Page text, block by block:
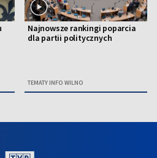
Najnowsze rankingi poparcia
dla partii politycznych
TEMATY INFO WILNO